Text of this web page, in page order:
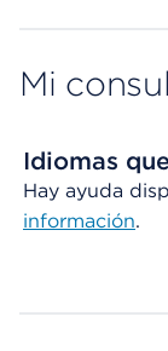
Mi
Idiomas
Hay ayuda
información.